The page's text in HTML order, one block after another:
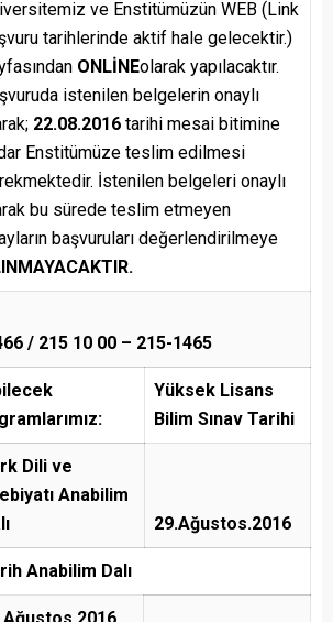
ve Enstitümüzün WEB (Link
tarihlerinde aktif hale gelecektir.)
ONLİNEolarak yapılacaktır.
istenilen belgelerin onaylı
22.08.2016 tarihi mesai bitimine
Enstitümüze teslim edilmesi
İstenilen belgeleri onaylı
bu sürede teslim etmeyen
başvuruları değerlendirilmeye
/ 215 10 00 – 215-1465
Yüksek Lisans
Bilim Sınav Tarihi
Dili ve
Anabilim
29.Ağustos.2016
Anabilim Dalı
Ağustos 2016